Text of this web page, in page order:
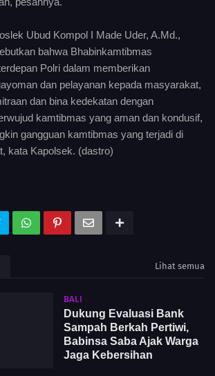
Ubud Kompol I Made Uder, A.Md.,
bahwa Bhabinkamtibmas
Polri dalam memberikan
dan pelayanan kepada masyarakat,
dan bina kedekatan dengan
kamtibmas yang aman dan kondusif,
gangguan kamtibmas yang terjadi di
kata Kapolsek. (dastro)
Lihat semua
BALI
Dukung Evaluasi Bank
Sampah Berkah Pertiwi,
Babinsa Saba Ajak Warga
Jaga Kebersihan